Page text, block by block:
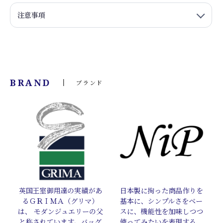
注意事項
BRAND ブランド
英国王室御用達の実績があ
るＧＲＩＭＡ（グリマ）
は、 モダンジュエリーの父
日本製に拘った商品作りを
基本に、シンプルさをベー
スに、機能性を加味しつつ